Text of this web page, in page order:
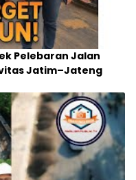
Pelebaran Jalan
Jatim–Jateng